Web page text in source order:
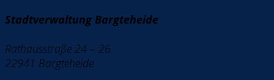
Stadtverwaltung Bargteheide
Rathausstraße 24 – 26
22941 Bargteheide